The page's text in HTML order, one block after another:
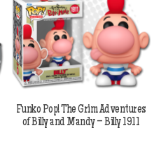
Funko Pop! The Grim Adventures
of Billy and Mandy – Billy 1911